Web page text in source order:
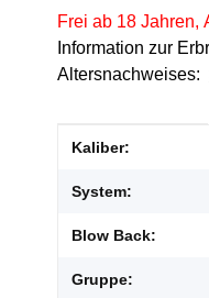
Frei ab 18 Jahren,
Information zur
Altersnachweises:
Wert
Kaliber:
System:
Blow Back:
Gruppe: